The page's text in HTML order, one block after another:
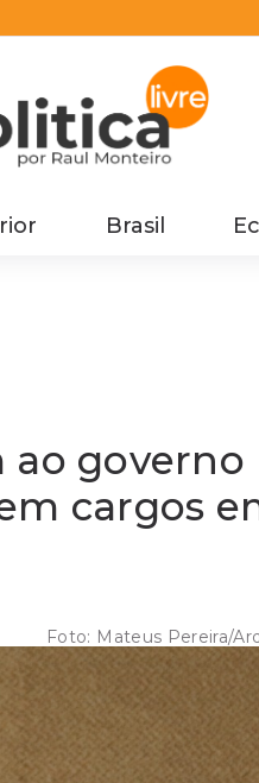
Brasil
ao governo
cargos
Foto: Mateus Pereira/